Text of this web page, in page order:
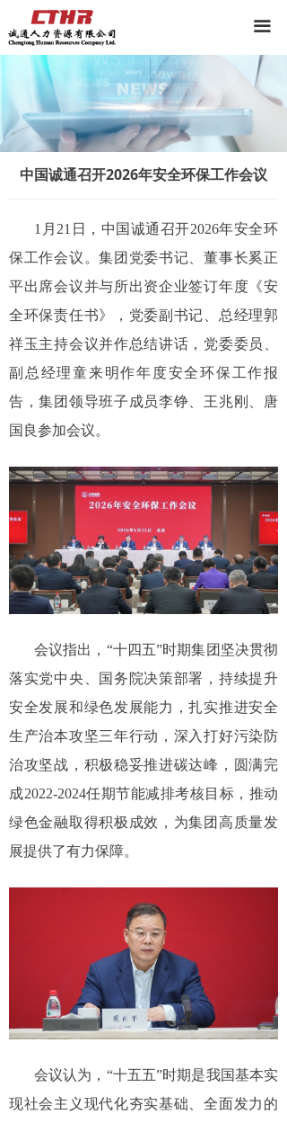
끀
中国诚通召开2026年安全环保工作会议
1月21日，中国诚通召开2026年安全环
保工作会议。集团党委书记、董事长奚正
平出席会议并与所出资企业签订年度《安
全环保责任书》，党委副书记、总经理郭
祥玉主持会议并作总结讲话，党委委员、
副总经理童来明作年度安全环保工作报
告，集团领导班子成员李铮、王兆刚、唐
国良参加会议。
会议指出，“十四五”时期集团坚决贯彻
落实党中央、国务院决策部署，持续提升
安全发展和绿色发展能力，扎实推进安全
生产治本攻坚三年行动，深入打好污染防
治攻坚战，积极稳妥推进碳达峰，圆满完
成2022-2024任期节能减排考核目标，推动
绿色金融取得积极成效，为集团高质量发
展提供了有力保障。
会议认为，“十五五”时期是我国基本实
现社会主义现代化夯实基础、全面发力的